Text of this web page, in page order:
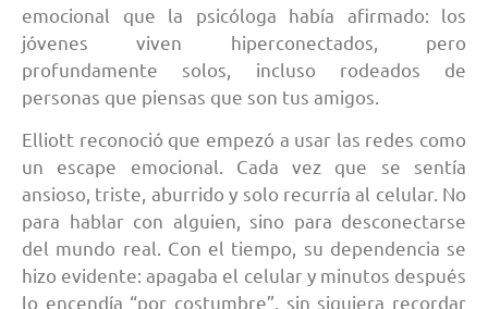
emocional que la psicóloga había afirmado: los
jóvenes viven hiperconectados, pero
profundamente solos, incluso rodeados de
personas que piensas que son tus amigos.
Elliott reconoció que empezó a usar las redes como
un escape emocional. Cada vez que se sentía
ansioso, triste, aburrido y solo recurría al celular. No
para hablar con alguien, sino para desconectarse
del mundo real. Con el tiempo, su dependencia se
hizo evidente: apagaba el celular y minutos después
lo encendía “por costumbre”, sin siquiera recordar